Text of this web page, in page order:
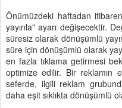
Önümüzdeki haftadan
yayınla" ayarı değişecektir.
süresiz olarak dönüşümlü
süre için dönüşümlü olarak
en fazla tıklama getirmesi
optimize edilir. Bir reklamın
seferde, ilgili reklam
daha eşit sıklıkta dönüşümlü